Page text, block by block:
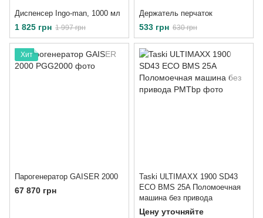
Диспенсер Ingo-man, 1000 мл
1 825 грн 1 997 грн
Держатель перчаток
533 грн 630 грн
Хит
Парогенератор GAISER 2000
67 870 грн
Taski ULTIMAXX 1900 SD43
ECO BMS 25A Поломоечная
машина без привода
Цену уточняйте